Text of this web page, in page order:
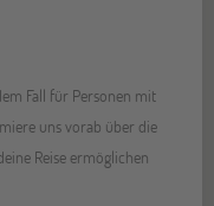
Fall für Personen mit
uns vorab über die
Reise ermöglichen